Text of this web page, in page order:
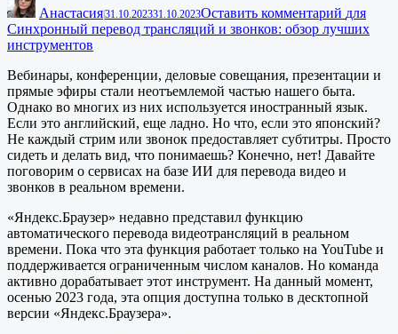
Анастасия|31.10.202331.10.2023Оставить комментарий для
Синхронный перевод трансляций и звонков: обзор лучших
инструментов
Вебинары, конференции, деловые совещания, презентации и
прямые эфиры стали неотъемлемой частью нашего быта.
Однако во многих из них используется иностранный язык.
Если это английский, еще ладно. Но что, если это японский?
Не каждый стрим или звонок предоставляет субтитры. Просто
сидеть и делать вид, что понимаешь? Конечно, нет! Давайте
поговорим о сервисах на базе ИИ для перевода видео и
звонков в реальном времени.
«Яндекс.Браузер» недавно представил функцию
автоматического перевода видеотрансляций в реальном
времени. Пока что эта функция работает только на YouTube и
поддерживается ограниченным числом каналов. Но команда
активно дорабатывает этот инструмент. На данный момент,
осенью 2023 года, эта опция доступна только в десктопной
версии «Яндекс.Браузера».